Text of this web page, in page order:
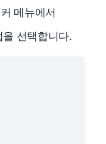
메뉴에서
선택합니다.